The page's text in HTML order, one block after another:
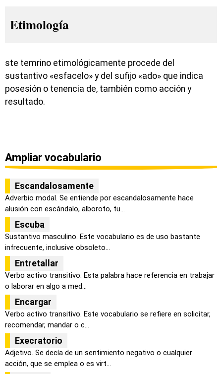
Etimología
ste temrino etimológicamente procede del
sustantivo «esfacelo» y del sufijo «ado» que indica
posesión o tenencia de, también como acción y
resultado.
Ampliar vocabulario
Escandalosamente
Adverbio modal. Se entiende por escandalosamente hace
alusión con escándalo, alboroto, tu...
Escuba
Sustantivo masculino. Este vocabulario es de uso bastante
infrecuente, inclusive obsoleto...
Entretallar
Verbo activo transitivo. Esta palabra hace referencia en trabajar
o laborar en algo a med...
Encargar
Verbo activo transitivo. Este vocabulario se refiere en solicitar,
recomendar, mandar o c...
Execratorio
Adjetivo. Se decía de un sentimiento negativo o cualquier
acción, que se emplea o es virt...